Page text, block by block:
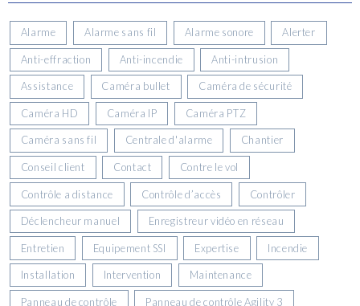
Alarme Alarme sans fil Alarme sonore Alerter
Anti-effraction Anti-incendie Anti-intrusion
Assistance Caméra bullet Caméra de sécurité
Caméra HD Caméra IP Caméra PTZ
Caméra sans fil Centrale d'alarme Chantier
Conseil client Contact Contre le vol
Contrôle a distance Contrôle d’accès Contrôler
Déclencheur manuel Enregistreur vidéo en réseau
Entretien Equipement SSI Expertise Incendie
Installation Intervention Maintenance
Panneau de contrôle Panneau de contrôle Agility 3